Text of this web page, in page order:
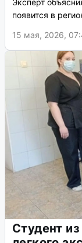
Эксперт
появится в
15 мая, 2026,
Студент